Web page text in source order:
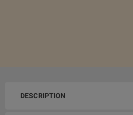
DESCRIPTION